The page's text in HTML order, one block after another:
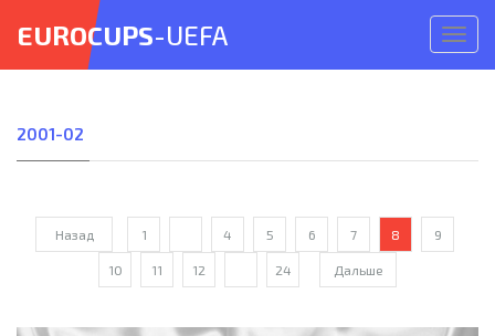
меню
EUROCUPS-UEFA
2001-02
Назад 1 4 5 6 7 8 9
10 11 12 24 Дальше